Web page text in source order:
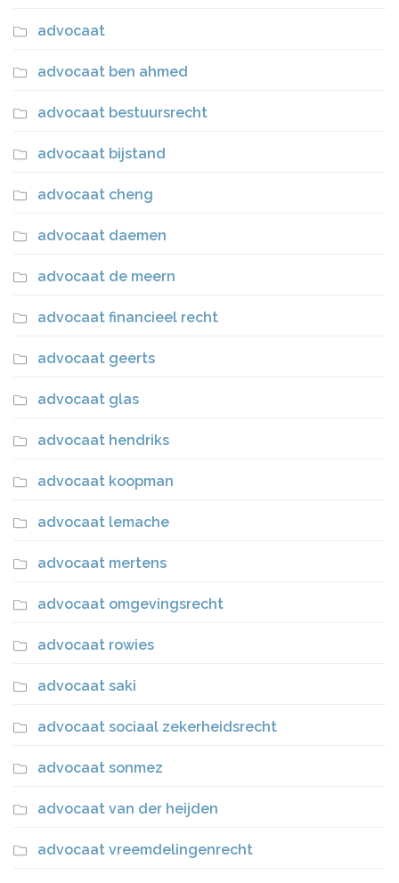
advocaat
advocaat ben ahmed
advocaat bestuursrecht
advocaat bijstand
advocaat cheng
advocaat daemen
advocaat de meern
advocaat financieel recht
advocaat geerts
advocaat glas
advocaat hendriks
advocaat koopman
advocaat lemache
advocaat mertens
advocaat omgevingsrecht
advocaat rowies
advocaat saki
advocaat sociaal zekerheidsrecht
advocaat sonmez
advocaat van der heijden
advocaat vreemdelingenrecht